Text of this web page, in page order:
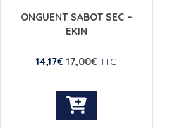
ONGUENT SABOT SEC –
EKIN
14,17€ 17,00€ TTC